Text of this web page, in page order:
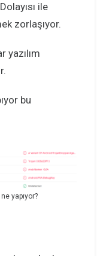
ile
zorlaşıyor.
yazılım
bu
yapıyor?